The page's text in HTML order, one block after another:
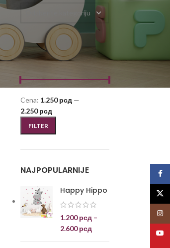
Odaberite kategoriju
FILTRIRAJ PO CENI
FILTER
Cena: 1.250 рсд —
2.250 рсд
NAJPOPULARNIJE
Happy Hippo
1.200рсд –
2.600рсд